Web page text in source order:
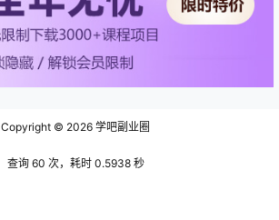
Copyright © 2026 学吧副业圈
查询 60 次，耗时 0.5938 秒